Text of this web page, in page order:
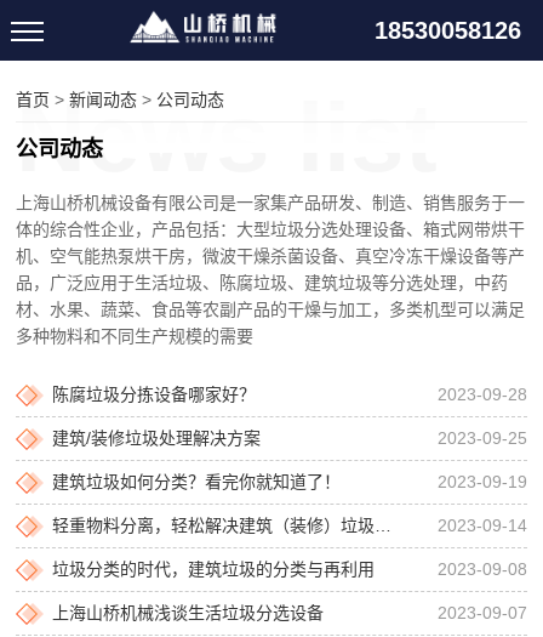
18530058126
首页 >新闻动态 > 公司动态
公司动态
上海山桥机械设备有限公司是一家集产品研发、制造、销售服务于一
体的综合性企业，产品包括：大型垃圾分选处理设备、箱式网带烘干
机、空气能热泵烘干房，微波干燥杀菌设备、真空冷冻干燥设备等产
品，广泛应用于生活垃圾、陈腐垃圾、建筑垃圾等分选处理，中药
材、水果、蔬菜、食品等农副产品的干燥与加工，多类机型可以满足
多种物料和不同生产规模的需要
陈腐垃圾分拣设备哪家好？ 2023-09-28
建筑/装修垃圾处理解决方案 2023-09-25
建筑垃圾如何分类？看完你就知道了！ 2023-09-19
2023-09-14
垃圾分类的时代，建筑垃圾的分类与再利用 2023-09-08
上海山桥机械浅谈生活垃圾分选设备 2023-09-07